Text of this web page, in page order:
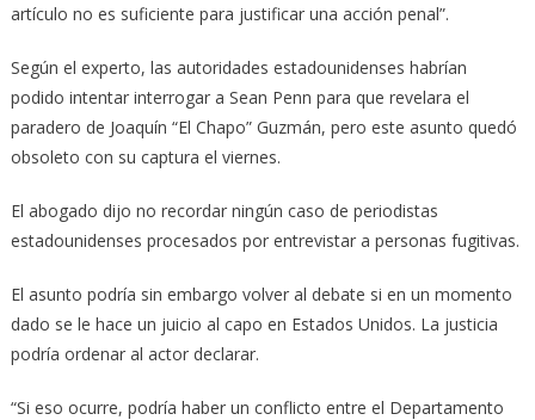
artículo no es suficiente para justificar una acción penal”.
Según el experto, las autoridades estadounidenses habrían
podido intentar interrogar a Sean Penn para que revelara el
paradero de Joaquín “El Chapo” Guzmán, pero este asunto quedó
obsoleto con su captura el viernes.
El abogado dijo no recordar ningún caso de periodistas
estadounidenses procesados por entrevistar a personas fugitivas.
El asunto podría sin embargo volver al debate si en un momento
dado se le hace un juicio al capo en Estados Unidos. La justicia
podría ordenar al actor declarar.
“Si eso ocurre, podría haber un conflicto entre el Departamento